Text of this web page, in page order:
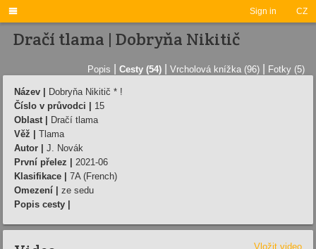
Sign in CZ

Dračí tlama | Dobryňa Nikitič
Popis Cesty (54) Vrcholová knížka (96) Fotky (5)
Název |
Dobryňa Nikitič * !
Číslo v průvodci |
15
Oblast |
Dračí tlama
Věž |
Tlama
Autor |
J. Novák
První přelez |
2021-06
Klasifikace |
7A (French)
Omezení |
ze sedu
Popis cesty |
Vložit video